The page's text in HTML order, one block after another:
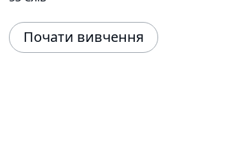
Почати вивчення